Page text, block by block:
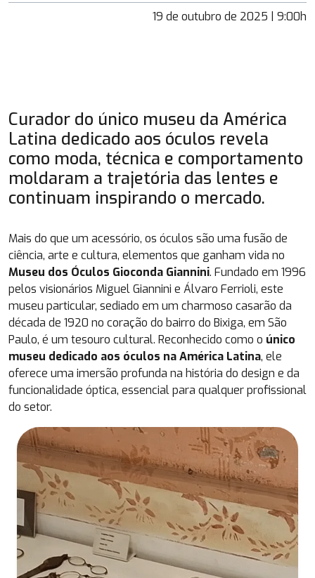
19 de outubro de 2025 | 9:00h
Curador do único museu da América
Latina dedicado aos óculos revela
como moda, técnica e comportamento
moldaram a trajetória das lentes e
continuam inspirando o mercado.
Mais do que um acessório, os óculos são uma fusão de
ciência, arte e cultura, elementos que ganham vida no
Museu dos Óculos Gioconda Giannini. Fundado em 1996
pelos visionários Miguel Giannini e Álvaro Ferrioli, este
museu particular, sediado em um charmoso casarão da
década de 1920 no coração do bairro do Bixiga, em São
Paulo, é um tesouro cultural. Reconhecido como o único
museu dedicado aos óculos na América Latina, ele
oferece uma imersão profunda na história do design e da
funcionalidade óptica, essencial para qualquer profissional
do setor.